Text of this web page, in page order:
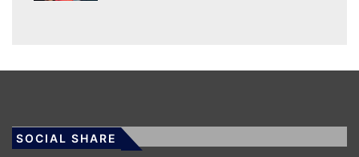
SOCIAL SHARE